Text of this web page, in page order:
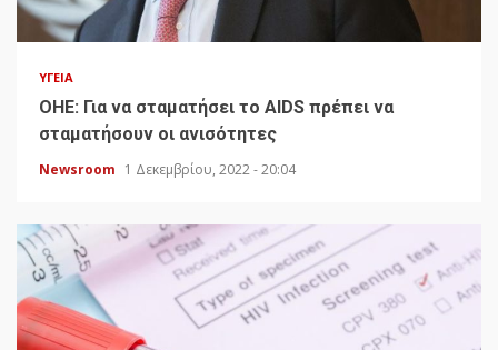
ΥΓΕΊΑ
ΟΗΕ: Για να σταματήσει το AIDS πρέπει να
σταματήσουν οι ανισότητες
Newsroom 1 Δεκεμβρίου, 2022 - 20:04